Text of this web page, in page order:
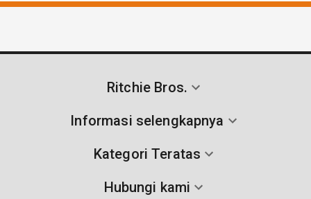
Ritchie Bros.
Informasi selengkapnya
Kategori Teratas
Hubungi kami